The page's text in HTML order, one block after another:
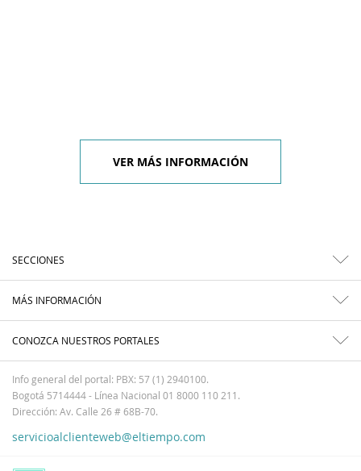
VER MÁS INFORMACIÓN
SECCIONES
MÁS INFORMACIÓN
CONOZCA NUESTROS PORTALES
Info general del portal: PBX: 57 (1) 2940100.
Bogotá 5714444 - Línea Nacional 01 8000 110 211.
Dirección: Av. Calle 26 # 68B-70.
servicioalclienteweb@eltiempo.com